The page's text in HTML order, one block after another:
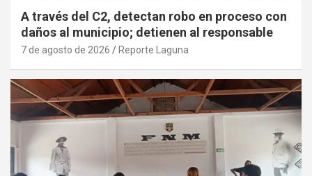
A través del C2, detectan robo en proceso con
daños al municipio; detienen al responsable
7 de agosto de 2026 Reporte Laguna